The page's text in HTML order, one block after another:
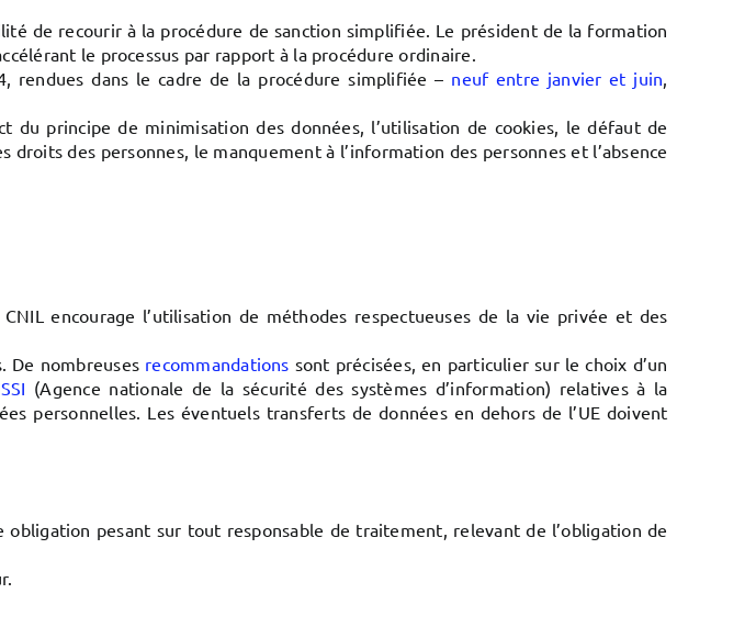
de recourir à la procédure de sanction simplifiée. Le président de la formation
le processus par rapport à la procédure ordinaire.
rendues dans le cadre de la procédure simplifiée – neuf entre janvier et juin,
principe de minimisation des données, l’utilisation de cookies, le défaut de
des personnes, le manquement à l’information des personnes et l’absence
encourage l’utilisation de méthodes respectueuses de la vie privée et des
De nombreuses recommandations sont précisées, en particulier sur le choix d’un
(Agence nationale de la sécurité des systèmes d’information) relatives à la
personnelles. Les éventuels transferts de données en dehors de l’UE doivent
pesant sur tout responsable de traitement, relevant de l’obligation de